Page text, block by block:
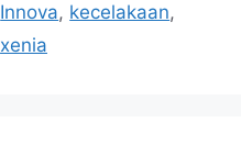
Innova, kecelakaan,
xenia